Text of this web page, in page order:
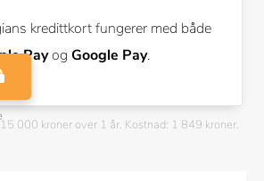
kredittkort fungerer med både
Payog Google Pay.
000 kroner over 1 år. Kostnad: 1 849 kroner.